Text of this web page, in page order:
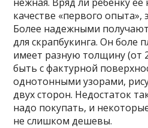
качестве «первого
Более надежными
для скрапбукинга. Он боле
имеет разную толщину
быть с фактурной
однотонными узорами,
двух сторон. Недостаток
надо покупать, и
не слишком дешевы.